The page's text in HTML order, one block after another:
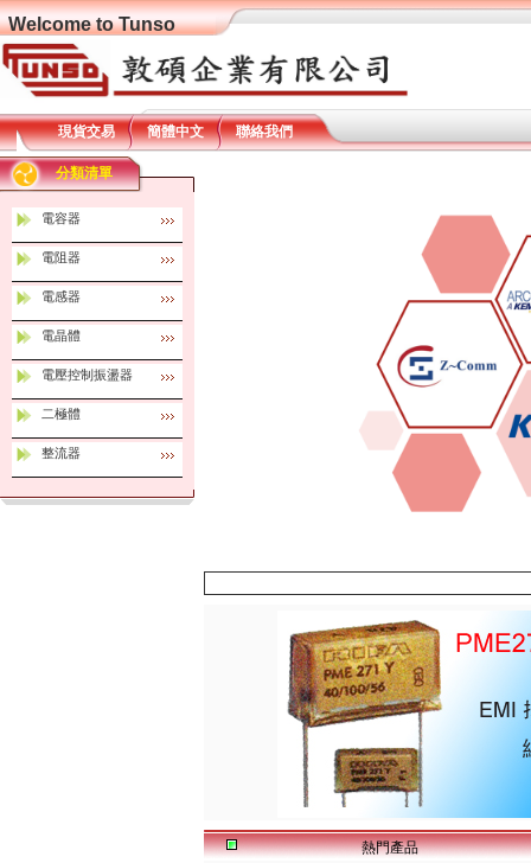
Welcome to Tunso
現貨交易 簡體中文 聯絡我們
分類清單
電容器
電阻器
電感器
電晶體
電壓控制振盪器
二極體
整流器
熱門產品